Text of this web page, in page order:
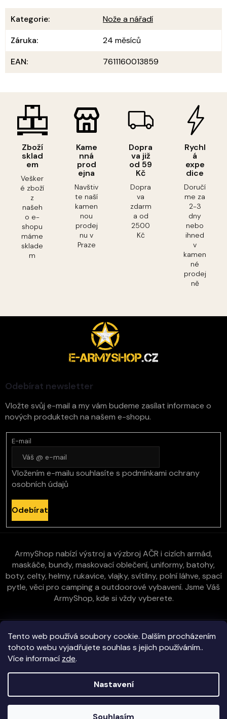
Tento web používá soubory cookie. Dalším procházením
tohoto webu vyjadřujete souhlas s jejich používáním..
Více informací zde.
Nastavení
Souhlasím
Zboží
sklad
em
Vešker
é zboží
z
našeh
o e-
shopu
máme
sklade
m
Kame
nná
prod
ejna
Navštiv
te naší
kamen
nou
prodej
nu v
Praze
Dopra
va již
od 59
Kč
Dopra
va
zdarm
a od
2500
Kč
Rychl
á
expe
dice
Doručí
me za
2-3
dny
nebo
ihned
v
kamen
né
prodej
ně
Kategorie:
Nože a nářadí
Záruka:
24 měsíců
EAN: 7611160013859
Odebírat newsletter
Vložte svůj e-mail a my vám budeme zasílat informace o
nových produktech na našem e-shopu.
E-mail
Vložením e-mailu souhlasíte s podmínkami ochrany
osobních údajů
Odebírat
ArmyShop nabízí výstroj a výzbroj AČR i cizích armád,
maskáče, bundy, maskovací oblečení, uniformy, batohy,
boty, celty, helmy, rukavice, vlajky, svítilny, polní láhve, spací
pytle, věci pro camping a outdoorové vybavení. Jsme Váš
ArmyShop, kde si vždy vyberete.
Zákaznická péče
Vše o nákupu
E-ArmyShop.cz . Všechna práva vyhrazena.